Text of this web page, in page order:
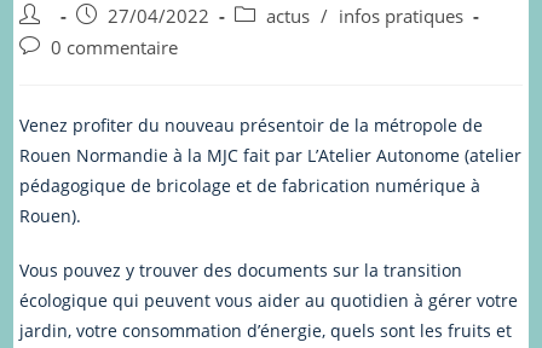
Auteur/autrice
de
Publication
publiée :
27/04/2022
Postactus / infos pratiques
Commentaires
publication :
0 commentaire
Venez profiter du nouveau présentoir de la métropole de
Rouen Normandie à la MJC fait par L’Atelier Autonome (atelier
pédagogique de bricolage et de fabrication numérique à
Rouen).
Vous pouvez y trouver des documents sur la transition
écologique qui peuvent vous aider au quotidien à gérer votre
jardin, votre consommation d’énergie, quels sont les fruits et